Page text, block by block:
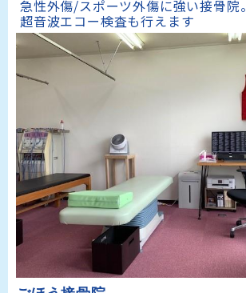
急性外傷/スポーツ外傷に強い接骨院。
超音波エコー検査も行えます